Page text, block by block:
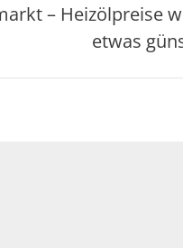
– Heizölpreise
etwas